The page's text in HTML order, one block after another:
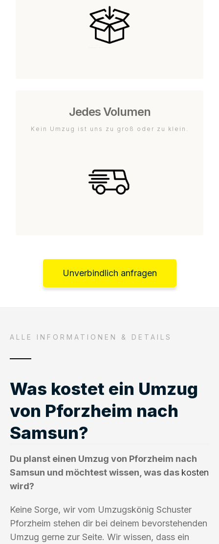
Jedes Volumen
Kein Umzug ist uns zu groß oder zu klein.
Unverbindlich anfragen
ALLE INFORMATIONEN & DETAILS
Was kostet ein Umzug
von Pforzheim nach
Samsun?
Du planst einen Umzug von Pforzheim nach
Samsun und möchtest wissen, was das kosten
wird?
Keine Sorge, wir vom Umzugskönig Schuster
Pforzheim stehen dir bei deinem bevorstehenden
Umzug gerne zur Seite. Wir wissen, dass ein